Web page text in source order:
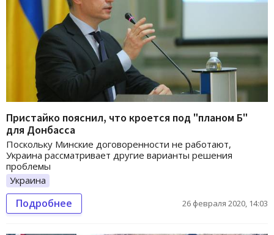
Пристайко пояснил, что кроется под "планом Б"
для Донбасса
Поскольку Минские договоренности не работают,
Украина рассматривает другие варианты решения
проблемы
Украина
Подробнее 26 февраля 2020, 14:03